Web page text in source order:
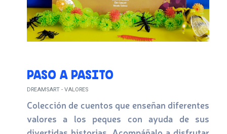
PASO A PASITO
DREAMSART - VALORES
Colección de cuentos que enseñan diferentes
valores a los peques con ayuda de sus